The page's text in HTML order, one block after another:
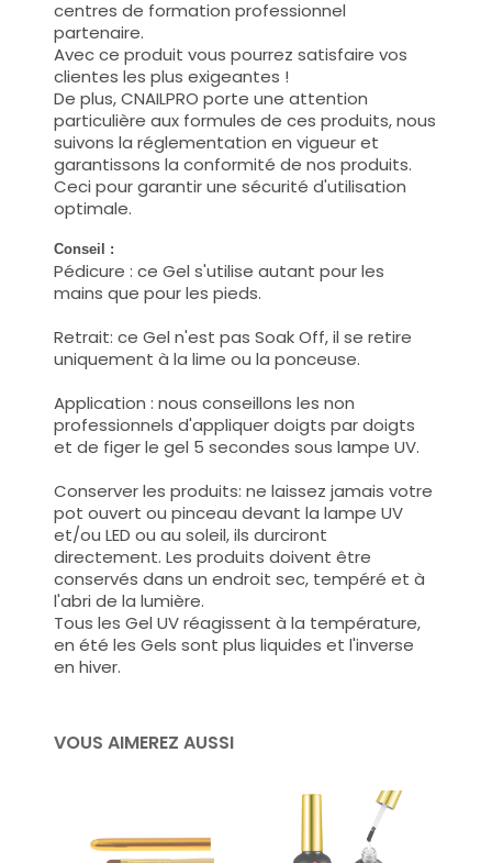
centres de formation professionnel
partenaire.
Avec ce produit vous pourrez satisfaire vos
clientes les plus exigeantes !
De plus, CNAILPRO porte une attention
particulière aux formules de ces produits, nous
suivons la réglementation en vigueur et
garantissons la conformité de nos produits.
Ceci pour garantir une sécurité d'utilisation
optimale.
Conseil :
Pédicure : ce Gel s'utilise autant pour les
mains que pour les pieds.
Retrait: ce Gel n'est pas Soak Off, il se retire
uniquement à la lime ou la ponceuse.
Application : nous conseillons les non
professionnels d'appliquer doigts par doigts
et de figer le gel 5 secondes sous lampe UV.
Conserver les produits: ne laissez jamais votre
pot ouvert ou pinceau devant la lampe UV
et/ou LED ou au soleil, ils durciront
directement. Les produits doivent être
conservés dans un endroit sec, tempéré et à
l'abri de la lumière.
Tous les Gel UV réagissent à la température,
en été les Gels sont plus liquides et l'inverse
en hiver.
VOUS AIMEREZ AUSSI